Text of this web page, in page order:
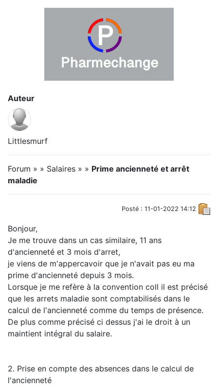
Auteur
Littlesmurf
Forum » » Salaires » » Prime ancienneté et arrêt
maladie
Posté : 11-01-2022 14:12
Bonjour,
Je me trouve dans un cas similaire, 11 ans
d'ancienneté et 3 mois d'arret,
je viens de m'appercavoir que je n'avait pas eu ma
prime d'ancienneté depuis 3 mois.
Lorsque je me refère à la convention coll il est précisé
que les arrets maladie sont comptabilisés dans le
calcul de l'ancienneté comme du temps de présence.
De plus comme précisé ci dessus j'ai le droit à un
maintient intégral du salaire.
2. Prise en compte des absences dans le calcul de
l'ancienneté